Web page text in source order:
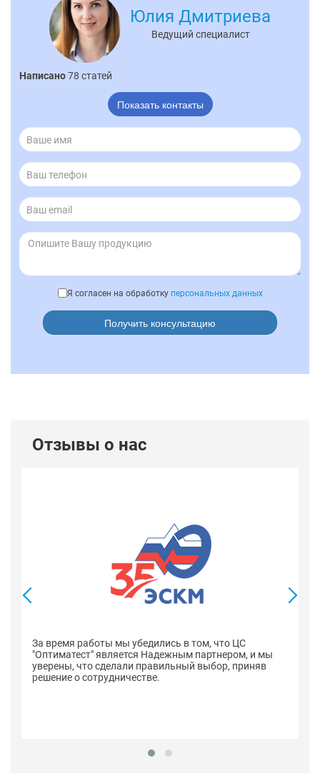
Юлия Дмитриева
Ведущий специалист
Написано78 статей
Показать контакты
Я согласен на обработку персональных данных
Получить консультацию
Отзывы о нас
За время работы мы убедились в том, что ЦС
"Оптиматест" является Надежным партнером, и мы
уверены, что сделали правильный выбор, приняв
решение о сотрудничестве.